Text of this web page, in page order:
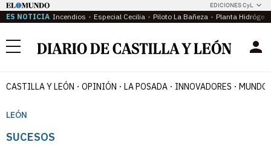
EDICIONES CyL
ES NOTICIA Incendios Especial Cecilia Piloto La Bañeza Planta
Menú
CASTILLA Y LEÓN OPINIÓN LA POSADA INNOVADORES MUNDO
LEÓN
SUCESOS